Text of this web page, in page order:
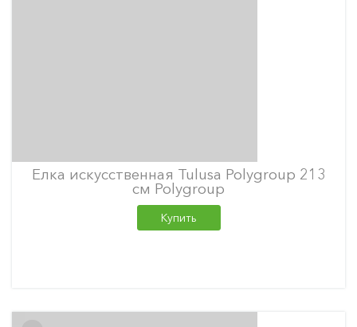
Елка искусственная Tulusa Polygroup 213
см Polygroup
Купить